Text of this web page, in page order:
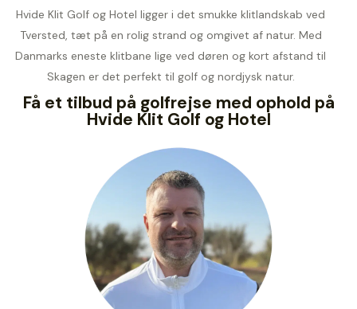
Hvide Klit Golf og Hotel ligger i det smukke klitlandskab ved
Tversted, tæt på en rolig strand og omgivet af natur. Med
Danmarks eneste klitbane lige ved døren og kort afstand til
Skagen er det perfekt til golf og nordjysk natur.
Få et tilbud på golfrejse med ophold på
Hvide Klit Golf og Hotel